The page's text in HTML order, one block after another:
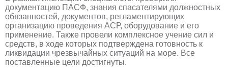
документацию ПАСФ, знания спасателями должностных
обязанностей, документов, регламентирующих
организацию проведения АСР, оборудование и его
применение. Также провели комплексное учение сил и
средств, в ходе которых подтверждена готовность к
ликвидации чрезвычайных ситуаций на море. Все
поставленные цели достигнуты.